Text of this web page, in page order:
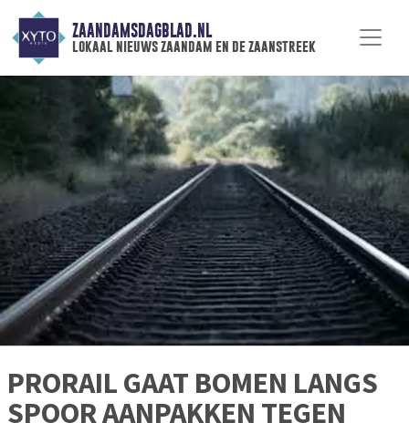
ZAANDAMSDAGBLAD.NL
lokaal nieuws zaandam en de zaanstreek
PRORAIL GAAT BOMEN LANGS
SPOOR AANPAKKEN TEGEN